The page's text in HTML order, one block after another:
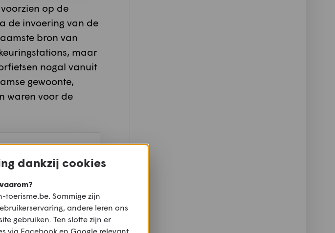
op de
de invoering van de
bron van
maar
nogal vanuit
gewoonte,
waren voor de
en zin van
dankzij cookies
toerisme.be. Sommige zijn
andere leren ons
gebruiken. Ten slotte zijn er
via Facebook en Google relevant